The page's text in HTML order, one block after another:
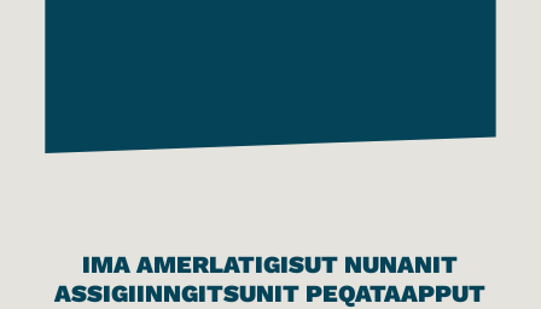
IMA AMERLATIGISUT NUNANIT
ASSIGIINNGITSUNIT PEQATAAPPUT